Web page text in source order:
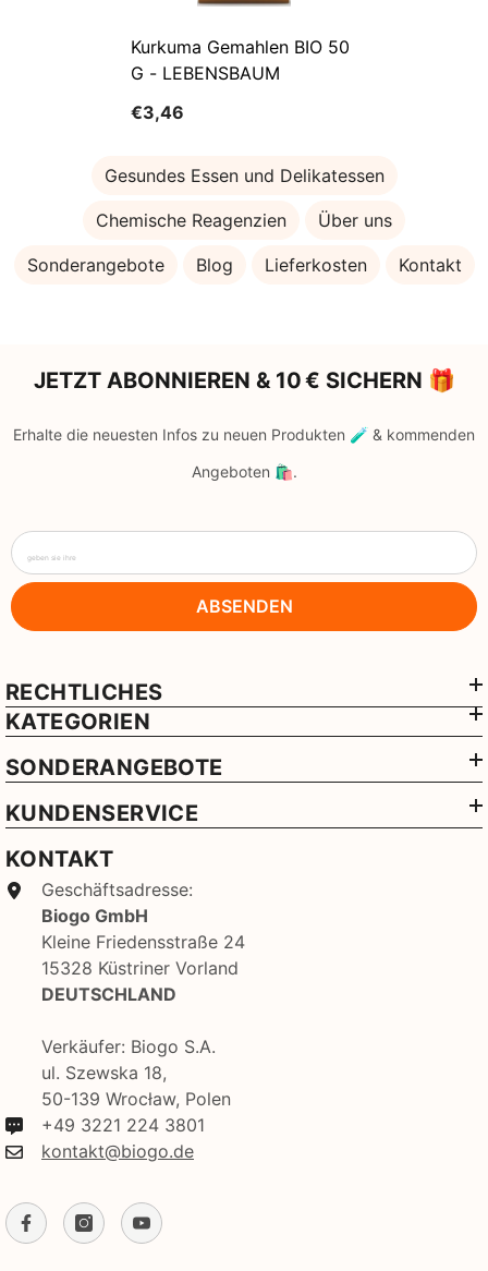
Kurkuma Gemahlen BIO 50
G - LEBENSBAUM
€3,46
Gesundes Essen und Delikatessen
Chemische Reagenzien Über uns
Sonderangebote Blog Lieferkosten Kontakt
JETZT ABONNIEREN & 10 € SICHERN 🎁
Erhalte die neuesten Infos zu neuen Produkten 🧪 & kommenden
Angeboten 🛍️.
geben sie ihre
ABSENDEN
RECHTLICHES
KATEGORIEN
SONDERANGEBOTE
KUNDENSERVICE
KONTAKT
Geschäftsadresse:
Biogo GmbH
Kleine Friedensstraße 24
15328 Küstriner Vorland
DEUTSCHLAND
Verkäufer: Biogo S.A.
ul. Szewska 18,
50-139 Wrocław, Polen
+49 3221 224 3801
kontakt@biogo.de